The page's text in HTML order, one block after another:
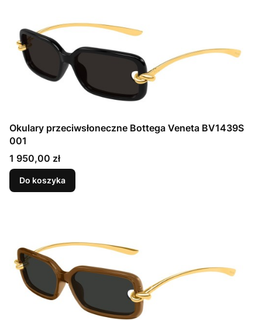
Okulary przeciwsłoneczne Bottega Veneta BV1439S
001
Cena
1 950,00 zł
Do koszyka